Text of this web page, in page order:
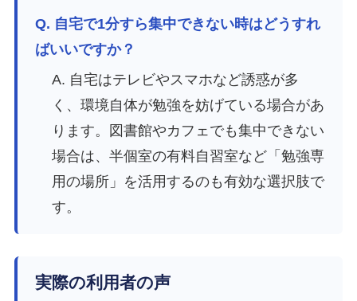
Q. 自宅で1分すら集中できない時はどうすれ
ばいいですか？
A. 自宅はテレビやスマホなど誘惑が多
く、環境自体が勉強を妨げている場合があ
ります。図書館やカフェでも集中できない
場合は、半個室の有料自習室など「勉強専
用の場所」を活用するのも有効な選択肢で
す。
実際の利用者の声